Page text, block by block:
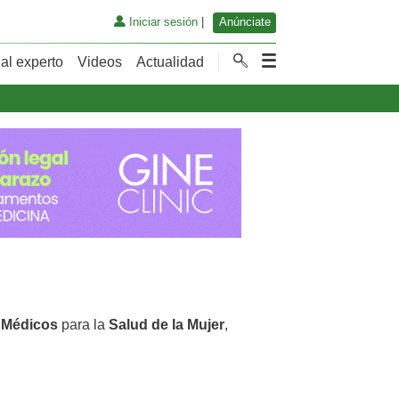
Iniciar sesión| Anúnciate
experto Videos Actualidad
para la Salud de la Mujer,